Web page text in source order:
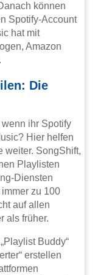
können
Spotify-Account
hat mit
Amazon
Die
ihr Spotify
Hier helfen
weiter. SongShift,
Playlisten
Diensten
zu 100
auf allen
als früher.
Buddy“
erstellen